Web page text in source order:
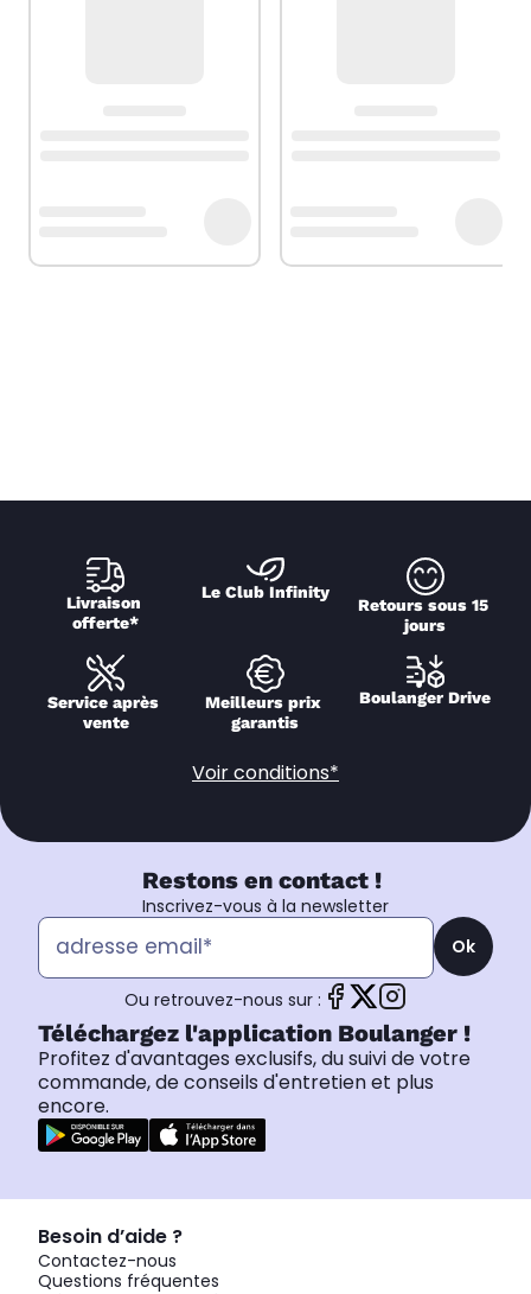
Livraison
offerte*
Le Club Infinity
Retours sous 15
jours
Service après
vente
Meilleurs prix
garantis
Boulanger Drive
Voir conditions*
Restons en contact !
Inscrivez-vous à la newsletter
Ok
Ou retrouvez-nous sur :
Téléchargez l'application Boulanger !
Profitez d'avantages exclusifs, du suivi de votre
commande, de conseils d'entretien et plus
encore.
Besoin d’aide ?
Contactez-nous
Questions fréquentes